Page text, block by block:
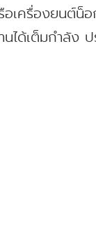
เครื่องยนต์น็อ
นได้เต็มกำลัง